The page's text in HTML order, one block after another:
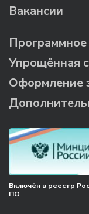
Вакансии
Упрощённая
Оформление
Включён в реестр
ПО